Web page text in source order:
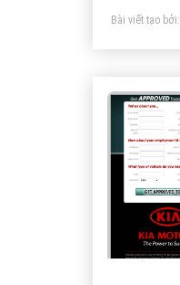
Bài viết tạo bởi: